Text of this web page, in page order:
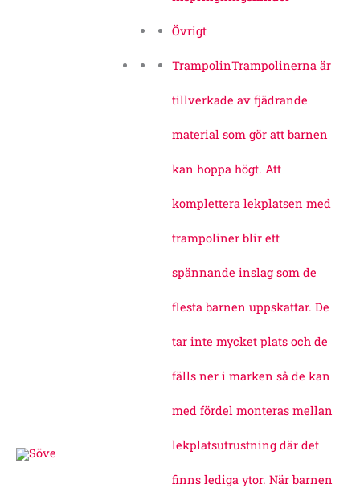
Övrigt
TrampolinTrampolinerna är
tillverkade av fjädrande
material som gör att barnen
kan hoppa högt. Att
komplettera lekplatsen med
trampoliner blir ett
spännande inslag som de
flesta barnen uppskattar. De
tar inte mycket plats och de
fälls ner i marken så de kan
med fördel monteras mellan
lekplatsutrustning där det
finns lediga ytor. När barnen